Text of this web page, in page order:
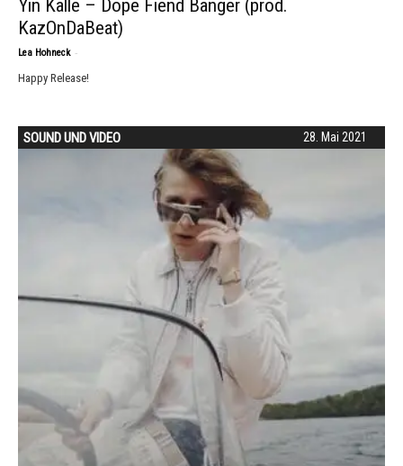
Yin Kalle – Dope Fiend Banger (prod.
KazOnDaBeat)
Lea Hohneck -
Happy Release!
28. Mai 2021
SOUND UND VIDEO